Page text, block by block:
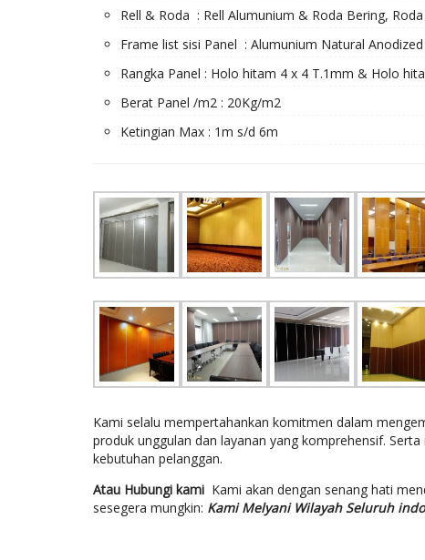
Rell & Roda : Rell Alumunium & Roda Bering,
Frame list sisi Panel : Alumunium Natural Anodized
Rangka Panel : Holo hitam 4 x 4 T.1mm & Holo
Berat Panel /m2 : 20Kg/m2
Ketingian Max : 1m s/d 6m
Kami selalu mempertahankan komitmen dalam
produk unggulan dan layanan yang komprehensif.
kebutuhan pelanggan.
Atau Hubungi kami Kami akan dengan senang hati
sesegera mungkin: Kami Melyani Wilayah Seluruh